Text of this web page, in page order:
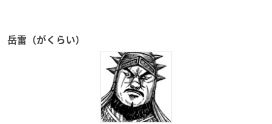
岳雷（がくらい）